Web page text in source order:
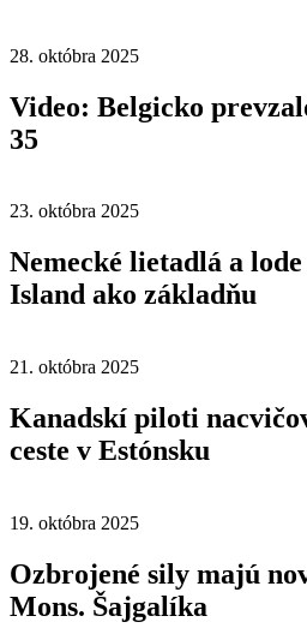
28. októbra 2025
Video: Belgicko
35
23. októbra 2025
Nemecké lietadlá a
Island ako základňu
21. októbra 2025
Kanadskí piloti
ceste v Estónsku
19. októbra 2025
Ozbrojené sily majú
Mons. Šajgalíka